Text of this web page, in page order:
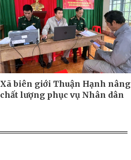
Xã biên giới Thuận Hạnh nâng
chất lượng phục vụ Nhân dân